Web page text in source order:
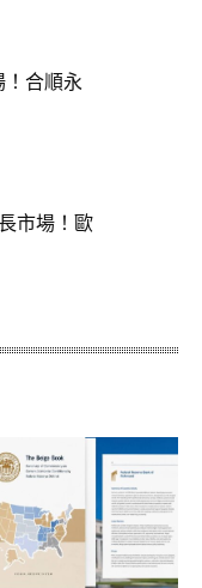
！合順永
市場！歐